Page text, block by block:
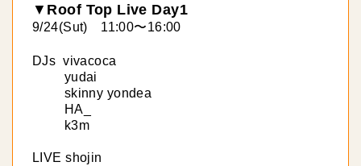
▼ Roof Top Live Day1
9/24(Sut) 11:00〜16:00
DJs vivacoca
yudai
skinny yondea
HA_
k3m
LIVE shojin